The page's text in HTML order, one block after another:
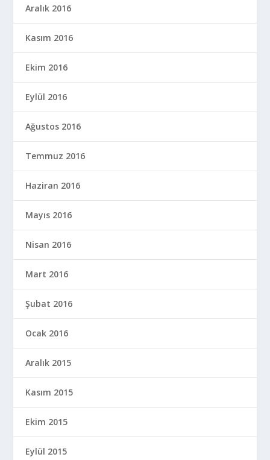
Aralık 2016
Kasım 2016
Ekim 2016
Eylül 2016
Ağustos 2016
Temmuz 2016
Haziran 2016
Mayıs 2016
Nisan 2016
Mart 2016
Şubat 2016
Ocak 2016
Aralık 2015
Kasım 2015
Ekim 2015
Eylül 2015